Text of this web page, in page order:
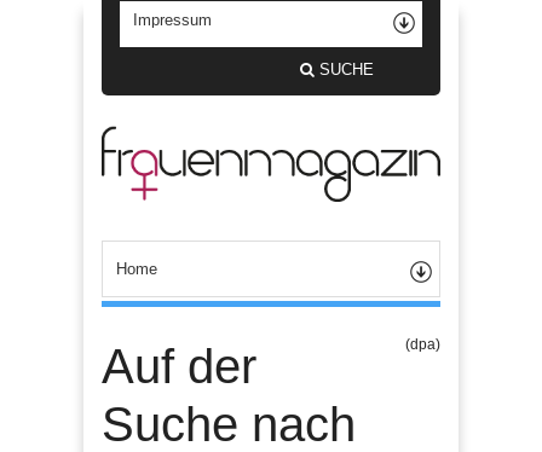
SUCHE
Auf der
Suche nach
(dpa)